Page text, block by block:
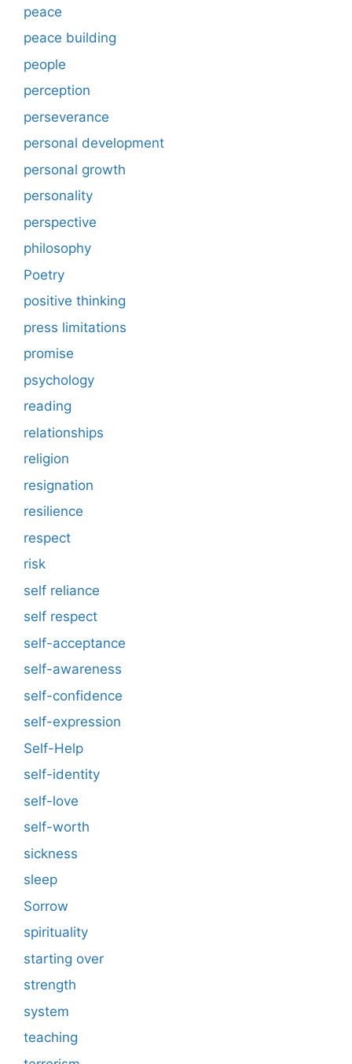
peace
peace building
people
perception
perseverance
personal development
personal growth
personality
perspective
philosophy
Poetry
positive thinking
press limitations
promise
psychology
reading
relationships
religion
resignation
resilience
respect
risk
self reliance
self respect
self-acceptance
self-awareness
self-confidence
self-expression
Self-Help
self-identity
self-love
self-worth
sickness
sleep
Sorrow
spirituality
starting over
strength
system
teaching